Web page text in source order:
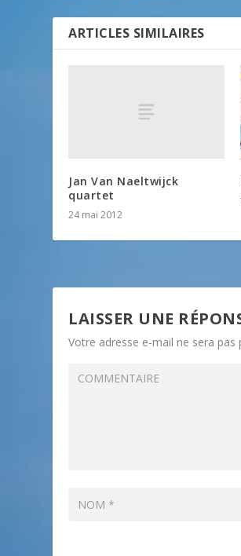
ARTICLES SIMILAIRES
Jan Van Naeltwijck
quartet
24 mai 2012
LAISSER UNE
Votre adresse e-mail ne sera pas